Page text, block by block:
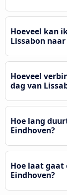
Hoeveel kan
Lissabon
Hoeveel
dag van
Hoe lang
Eindhoven?
Hoe laat gaat
Eindhoven?